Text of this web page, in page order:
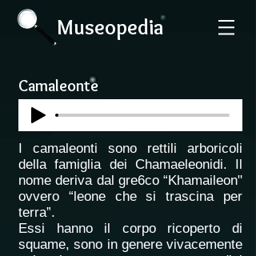
Museopedia
Camaleonte
I camaleonti sono rettili arboricoli
della famiglia dei Chamaeleonidi. Il
nome deriva dal gre6co “Khamaileon"
ovvero “leone che si trascina per
terra”.
Essi hanno il corpo ricoperto di
squame, sono in genere vivacemente